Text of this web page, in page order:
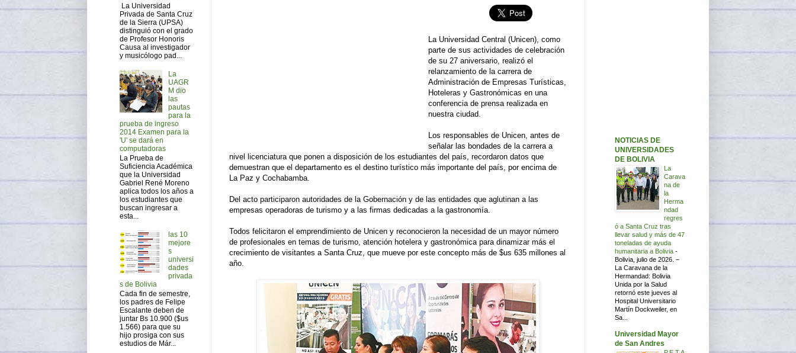
La Universidad Central (Unicen), como
parte de sus actividades de celebración
de su 27 aniversario, realizó el
relanzamiento de la carrera de
Administración de Empresas Turísticas,
Hoteleras y Gastronómicas en una
conferencia de prensa realizada en
nuestra ciudad.
Los responsables de Unicen, antes de
señalar las bondades de la carrera a
nivel licenciatura que ponen a disposición de los estudiantes del país, recordaron datos que
demuestran que el departamento es el destino turístico más importante del país, por encima de
La Paz y Cochabamba.
Del acto participaron autoridades de la Gobernación y de las entidades que aglutinan a las
empresas operadoras de turismo y a las firmas dedicadas a la gastronomía.
Todos felicitaron el emprendimiento de Unicen y reconocieron la necesidad de un mayor número
de profesionales en temas de turismo, atención hotelera y gastronómica para dinamizar más el
crecimiento de visitantes a Santa Cruz, que mueve por este concepto más de $us 635 millones al
año.
La Universidad
Privada de Santa Cruz
de la Sierra (UPSA)
distinguió con el grado
de Profesor Honoris
Causa al investigador
y musicólogo pad...
La
UAGR
M dio
las
pautas
para la
prueba de ingreso
2014 Examen para la
'U' se dará en
computadoras
La Prueba de
Suficiencia Académica
que la Universidad
Gabriel René Moreno
aplica todos los años a
los estudiantes que
buscan ingresar a
esta...
las 10
mejore
s
universi
dades
privada
s de Bolivia
Cada fin de semestre,
los padres de Felipe
Escalante deben de
juntar Bs 10.900 ($us
1.566) para que su
hijo prosiga con sus
estudios de Már...
NOTICIAS DE
UNIVERSIDADES
DE BOLIVIA
La
Carava
na de
la
Herma
ndad
regres
ó a Santa Cruz tras
llevar salud y más de 47
toneladas de ayuda
humanitaria a Bolivia -
Bolivia, julio de 2026. –
La Caravana de la
Hermandad: Bolivia
Unida por la Salud
retornó este jueves al
Hospital Universitario
Martín Dockweiler, en
Sa...
Universidad Mayor
de San Andres